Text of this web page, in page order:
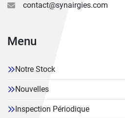
contact@synairgies.com
Menu
Notre Stock
Nouvelles
Inspection Périodique